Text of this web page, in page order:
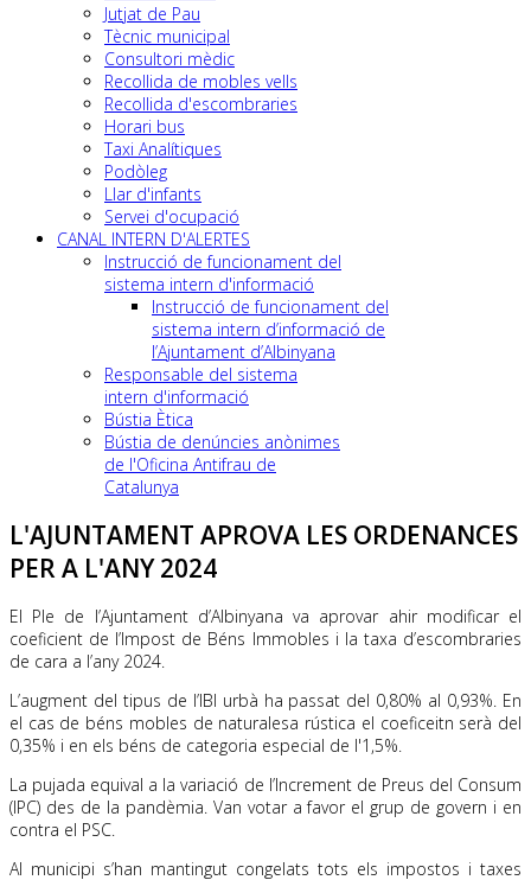
Jutjat de Pau
Tècnic municipal
Consultori mèdic
Recollida de mobles vells
Recollida d'escombraries
Horari bus
Taxi Analítiques
Podòleg
Llar d'infants
Servei d'ocupació
CANAL INTERN D'ALERTES
Instrucció de funcionament del
sistema intern d'informació
Instrucció de funcionament del
sistema intern d’informació de
l’Ajuntament d’Albinyana
Responsable del sistema
intern d'informació
Bústia Ètica
Bústia de denúncies anònimes
de l'Oficina Antifrau de
Catalunya
L'AJUNTAMENT APROVA LES ORDENANCES
PER A L'ANY 2024
El Ple de l’Ajuntament d’Albinyana va aprovar ahir modificar el
coeficient de l’Impost de Béns Immobles i la taxa d’escombraries
de cara a l’any 2024.
L’augment del tipus de l’IBI urbà ha passat del 0,80% al 0,93%. En
el cas de béns mobles de naturalesa rústica el coeficeitn serà del
0,35% i en els béns de categoria especial de l'1,5%.
La pujada equival a la variació de l’Increment de Preus del Consum
(IPC) des de la pandèmia. Van votar a favor el grup de govern i en
contra el PSC.
Al municipi s’han mantingut congelats tots els impostos i taxes